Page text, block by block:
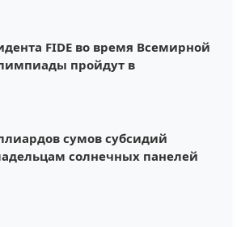
FIDE во время Всемирной
пройдут в
сумов субсидий
солнечных панелей